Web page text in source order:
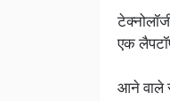
एक
आने वाले